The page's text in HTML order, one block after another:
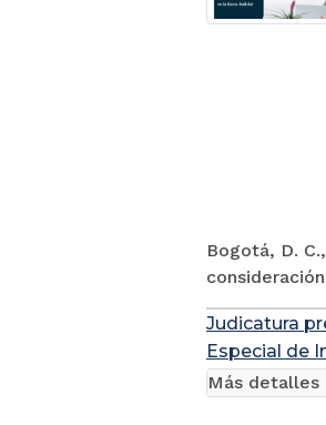
Bogotá, D.
Judicatura
Especial de
Más detalles